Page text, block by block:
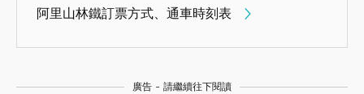
阿里山林鐵訂票方式、通車時刻表
廣告 - 請繼續往下閱讀